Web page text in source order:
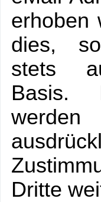
erhoben
dies,
stets
Basis.
Dritte